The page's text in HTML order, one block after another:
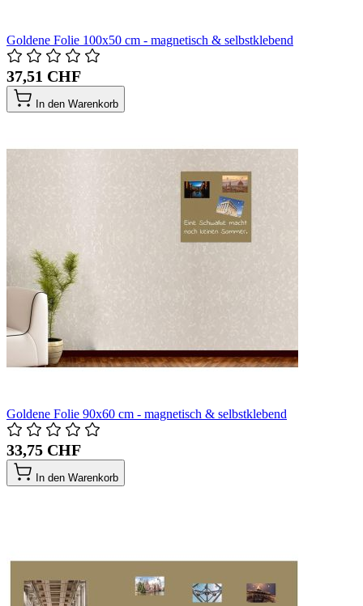
Goldene Folie 100x50 cm - magnetisch & selbstklebend
37,51 CHF
In den Warenkorb
Goldene Folie 90x60 cm - magnetisch & selbstklebend
33,75 CHF
In den Warenkorb